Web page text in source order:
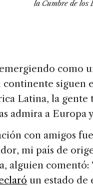
la Cumbre de los
como
continente siguen
Latina, la
admira a Europa
con amigos
mi país de
alguien comentó:
un estado de